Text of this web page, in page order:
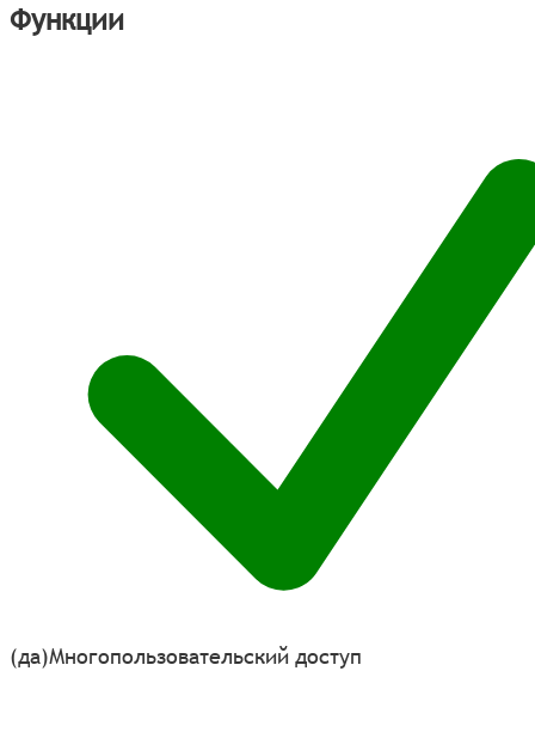
Функции
(да)Многопользовательский доступ